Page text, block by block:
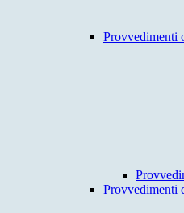
Provvedimenti
Provvedimenti